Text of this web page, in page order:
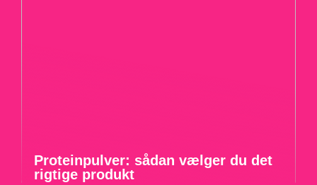
Proteinpulver: sådan vælger du det
rigtige produkt